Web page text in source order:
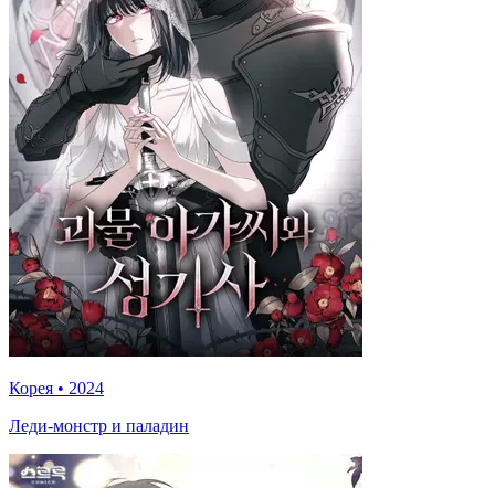
Корея • 2024
Леди-монстр и паладин